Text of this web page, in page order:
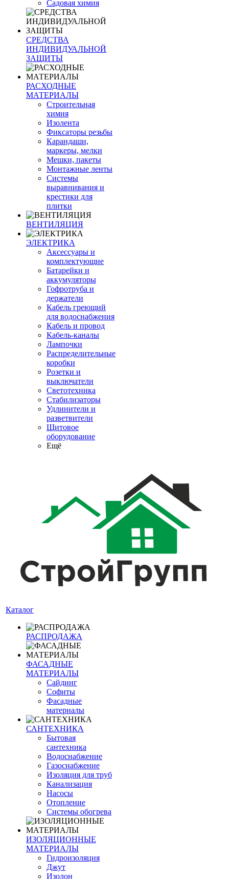
Садовая химия
СРЕДСТВА
ИНДИВИДУАЛЬНОЙ
ЗАЩИТЫ
РАСХОДНЫЕ
МАТЕРИАЛЫ
Строительная
химия
Изолента
Фиксаторы резьбы
Карандаши,
маркеры, мелки
Мешки, пакеты
Монтажные ленты
Системы
выравнивания и
крестики для
плитки
ВЕНТИЛЯЦИЯ
ЭЛЕКТРИКА
Аксессуары и
комплектующие
Батарейки и
аккумуляторы
Гофротруба и
держатели
Кабель греющий
для водоснабжения
Кабель и провод
Кабель-каналы
Лампочки
Распределительные
коробки
Розетки и
выключатели
Светотехника
Стабилизаторы
Удлинители и
разветвители
Щитовое
оборудование
Ещё
Каталог
РАСПРОДАЖА
ФАСАДНЫЕ
МАТЕРИАЛЫ
Сайдинг
Софиты
Фасадные
материалы
САНТЕХНИКА
Бытовая
сантехника
Водоснабжение
Газоснабжение
Изоляция для труб
Канализация
Насосы
Отопление
Системы обогрева
ИЗОЛЯЦИОННЫЕ
МАТЕРИАЛЫ
Гидроизоляция
Джут
Изолон